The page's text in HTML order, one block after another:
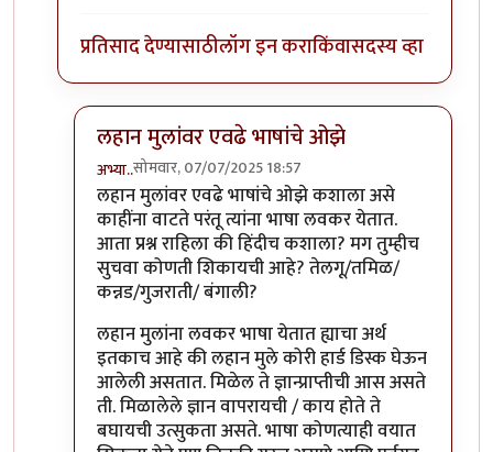
प्रतिसाद देण्यासाठीलॉग इन कराकिंवासदस्य व्हा
लहान मुलांवर एवढे भाषांचे ओझे
अभ्या..सोमवार, 07/07/2025 18:57
In reply toसहमत अभ्या..byकंजूस
लहान मुलांवर एवढे भाषांचे ओझे कशाला असे
काहींना वाटते परंतू त्यांना भाषा लवकर येतात.
आता प्रश्न राहिला की हिंदीच कशाला? मग तुम्हीच
सुचवा कोणती शिकायची आहे? तेलगू/तमिळ/
कन्नड/गुजराती/ बंगाली?
लहान मुलांना लवकर भाषा येतात ह्याचा अर्थ
इतकाच आहे की लहान मुले कोरी हार्ड डिस्क घेऊन
आलेली असतात. मिळेल ते ज्ञान्प्राप्तीची आस असते
ती. मिळालेले ज्ञान वापरायची / काय होते ते
बघायची उत्सुकता असते. भाषा कोणत्याही वयात